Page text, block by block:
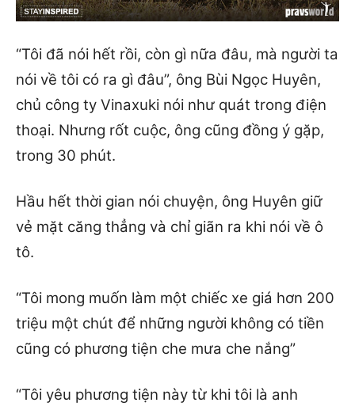
“Tôi đã nói hết rồi, còn gì nữa đâu, mà người ta
nói về tôi có ra gì đâu”, ông Bùi Ngọc Huyên,
chủ công ty Vinaxuki nói như quát trong điện
thoại. Nhưng rốt cuộc, ông cũng đồng ý gặp,
trong 30 phút.
Hầu hết thời gian nói chuyện, ông Huyên giữ
vẻ mặt căng thẳng và chỉ giãn ra khi nói về ô
tô.
“Tôi mong muốn làm một chiếc xe giá hơn 200
triệu một chút để những người không có tiền
cũng có phương tiện che mưa che nắng”
“Tôi yêu phương tiện này từ khi tôi là anh